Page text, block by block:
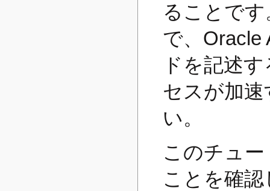
ることで
で、Oracle
ドを記述
セスが加
い。
このチュ
ことを確